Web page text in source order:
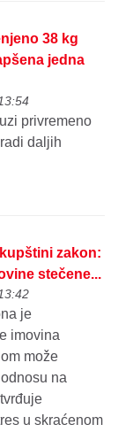
38 kg
jedna
privremeno
daljih
zakon:
stečene...
je
imovina
može
na
u skraćenom